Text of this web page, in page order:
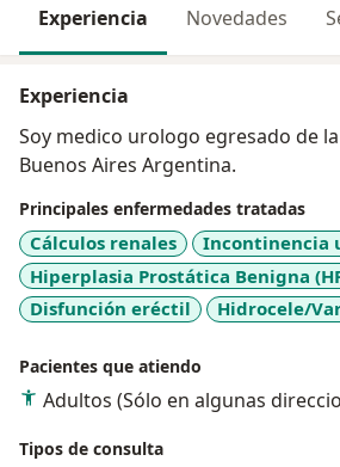
Experiencia Novedades
Experiencia
Soy medico urologo egresado de
Buenos Aires Argentina.
Principales enfermedades tratadas
Cálculos renales
Incontinencia
Hiperplasia Prostática Benigna
Disfunción eréctil
Hidrocele/
Pacientes que atiendo
Adultos (Sólo en algunas
Tipos de consulta